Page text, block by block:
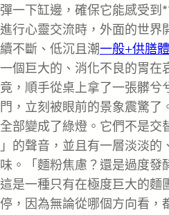
一下缸邊，確保它能感受到
行心靈交流時，外面的世
不斷、低沉且潮一般+供膳
個巨大的、消化不良的胃
，順手從桌上拿了一張髒
，立刻被眼前的景象震驚
部變成了綠燈。它們不是
的聲音，並且有一層淡淡
。「麵粉焦慮？還是過度
是一種只有在極度巨大的
，因為無論從哪個方向看